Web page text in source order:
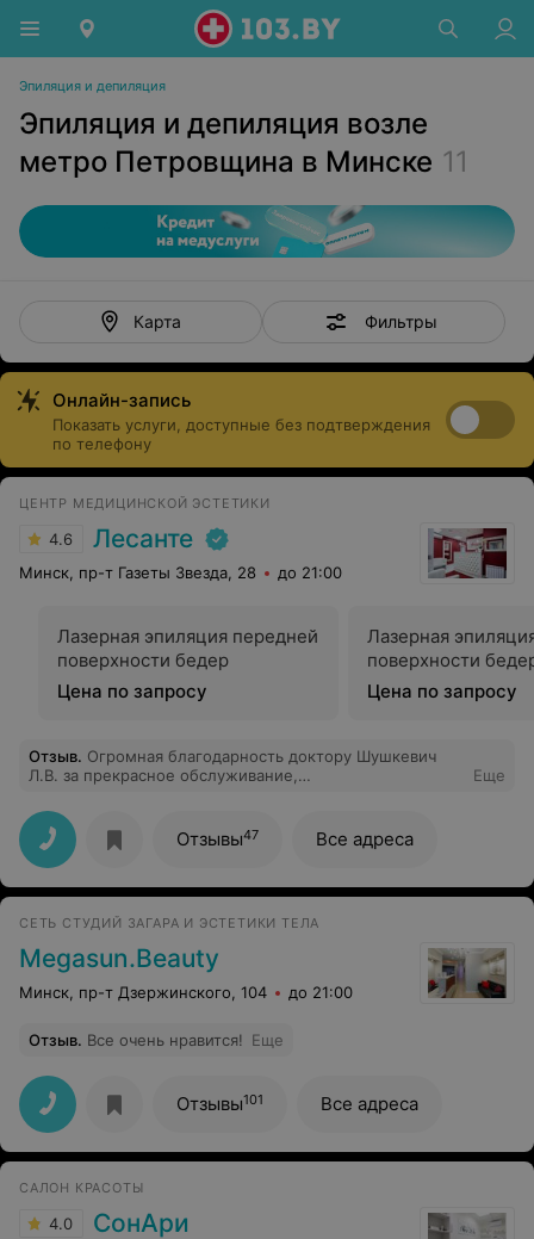
Эпиляция и депиляция
Эпиляция и депиляция возле
метро Петровщина в Минске 11
Карта Фильтры
Онлайн-запись
Показать услуги, доступные без подтверждения
по телефону
ЦЕНТР МЕДИЦИНСКОЙ ЭСТЕТИКИ
4.6 Лесанте
Минск, пр-т Газеты Звезда, 28 до 21:00
Лазерная эпиляция передней
поверхности бедер
Цена по запросу
Лазерная
поверхности
Цена по запросу
Отзыв. Огромная благодарность доктору Шушкевич
Л.В. за прекрасное обслуживание,
руководству отметить работу сотрудника денежным
вознаграждением или грамотой.
Еще
Отзывы47 Все адреса
СЕТЬ СТУДИЙ ЗАГАРА И ЭСТЕТИКИ ТЕЛА
Megasun.Beauty
Минск, пр-т Дзержинского, 104 до 21:00
Отзыв. Все очень нравится! Еще
Отзывы101 Все адреса
САЛОН КРАСОТЫ
4.0 СонАри